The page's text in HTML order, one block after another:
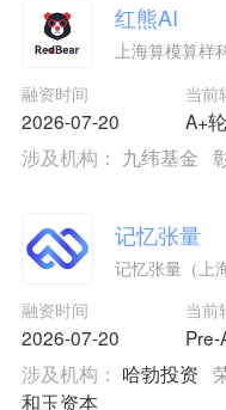
红熊AI
上海算模算样
融资时间
2026-07-20
当前
A+轮
涉及机构： 九纬基金
记忆张量
记忆张量（上
融资时间
2026-07-20
当前
Pre-
涉及机构： 哈勃投资
和玉资本